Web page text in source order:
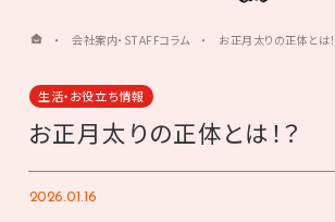
・会社案内・STAFFコラム ・ お正月太りの正体とは！
生活・お役立ち情報
お正月太りの正体とは！？
2026.01.16